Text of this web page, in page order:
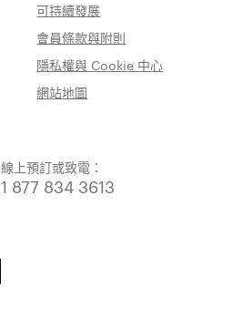
可持續發展
會員條款與附則
隱私權與 Cookie 中心
網站地圖
線上預訂或致電：
1 877 834 3613